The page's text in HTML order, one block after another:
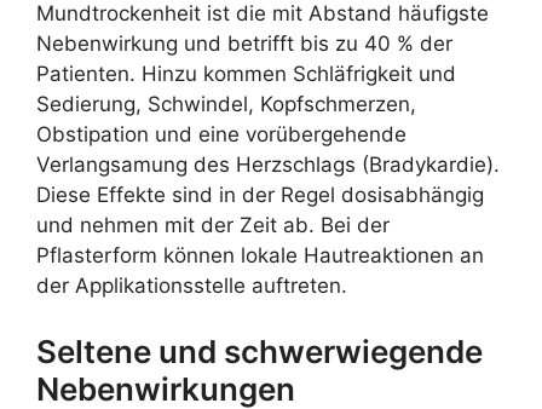
Mundtrockenheit ist die mit Abstand häufigste
Nebenwirkung und betrifft bis zu 40 % der
Patienten. Hinzu kommen Schläfrigkeit und
Sedierung, Schwindel, Kopfschmerzen,
Obstipation und eine vorübergehende
Verlangsamung des Herzschlags (Bradykardie).
Diese Effekte sind in der Regel dosisabhängig
und nehmen mit der Zeit ab. Bei der
Pflasterform können lokale Hautreaktionen an
der Applikationsstelle auftreten.
Seltene und schwerwiegende
Nebenwirkungen